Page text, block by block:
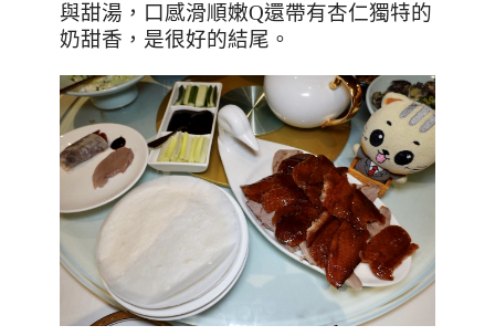
與甜湯，口感滑順嫩Q還帶有杏仁獨特的
奶甜香，是很好的結尾。